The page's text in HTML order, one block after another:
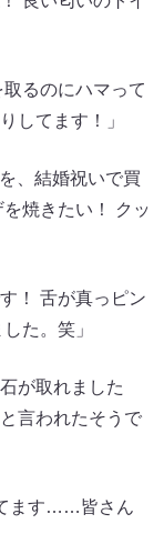
るのにハマって
してます！」
、結婚祝いで買
焼きたい！ クッ
！ 舌が真っピン
た。笑」
が取れました
言われたそうで
ます……皆さん